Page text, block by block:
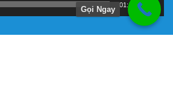
01:11
Gọi Ngay